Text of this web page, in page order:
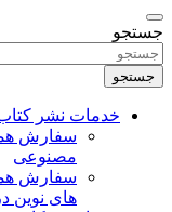
جستجو
جستجو
خدمات نشر
سفارش
مصنوعی
سفارش
های نوین